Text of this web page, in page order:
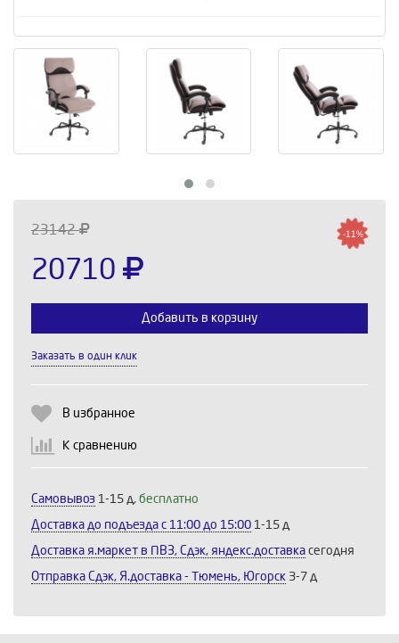
23142
20710
-11%
Выберите количество:
Продолжить
Добавить в корзину
Заказать в один клик
В избранное
К сравнению
Самовывоз 1-15 д, бесплатно
Доставка до подъезда c 11:00 до 15:00 1-15 д
Доставка я.маркет в ПВЗ, Сдэк, яндекс.доставка сегодня
Отправка Сдэк, Я.доставка - Тюмень, Югорск 3-7 д